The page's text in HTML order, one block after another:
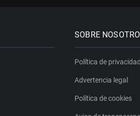
SOBRE
Política de privacidad
Advertencia legal
Política de cookies